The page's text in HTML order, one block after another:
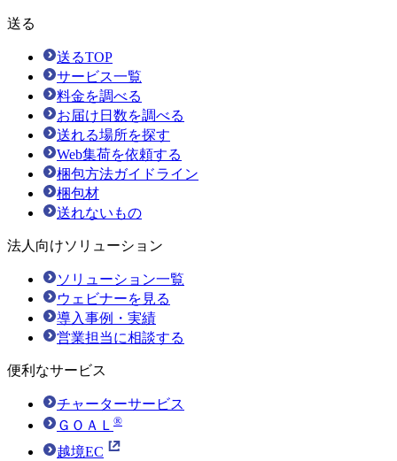
送る
送るTOP
サービス一覧
料金を調べる
お届け日数を調べる
送れる場所を探す
Web集荷を依頼する
梱包方法ガイドライン
梱包材
送れないもの
法人向けソリューション
ソリューション一覧
ウェビナーを見る
導入事例・実績
営業担当に相談する
便利なサービス
チャーターサービス
ＧＯＡＬ ®
越境EC